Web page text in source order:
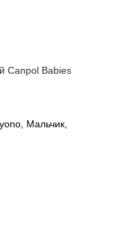
Canpol Babies